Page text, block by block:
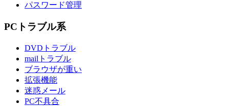
パスワード管理
PCトラブル系
DVDトラブル
mailトラブル
ブラウザが重い
拡張機能
迷惑メール
PC不具合